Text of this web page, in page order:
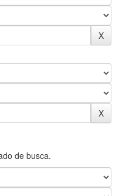
de busca.